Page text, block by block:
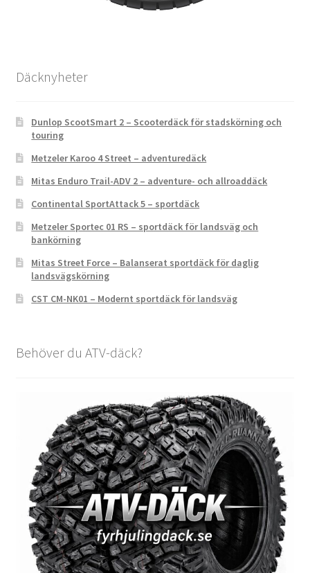
Däcknyheter
Dunlop ScootSmart 2 – Scooterdäck för stadskörning och
touring
Metzeler Karoo 4 Street – adventuredäck
Mitas Enduro Trail-ADV 2 – adventure- och allroaddäck
Continental SportAttack 5 – sportdäck
Metzeler Sportec 01 RS – sportdäck för landsväg och
bankörning
Mitas Street Force – Balanserat sportdäck för daglig
landsvägskörning
CST CM-NK01 – Modernt sportdäck för landsväg
Behöver du ATV-däck?